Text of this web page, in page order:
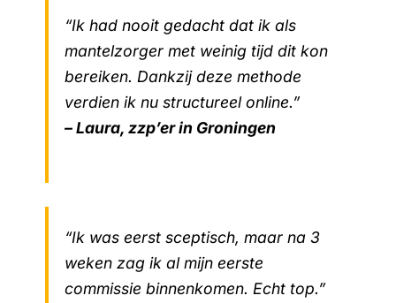
“Ik had nooit gedacht dat ik als
mantelzorger met weinig tijd dit kon
bereiken. Dankzij deze methode
verdien ik nu structureel online.”
– Laura, zzp’er in Groningen
“Ik was eerst sceptisch, maar na 3
weken zag ik al mijn eerste
commissie binnenkomen. Echt top.”